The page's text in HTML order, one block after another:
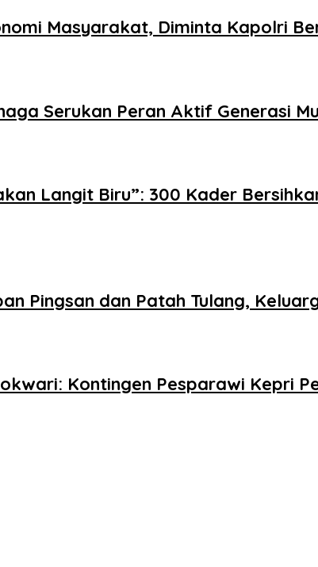
Masyarakat, Diminta Kapolri
Serukan Peran Aktif Generasi
Langit Biru”: 300 Kader
Pingsan dan Patah Tulang,
Kontingen Pesparawi Kepri